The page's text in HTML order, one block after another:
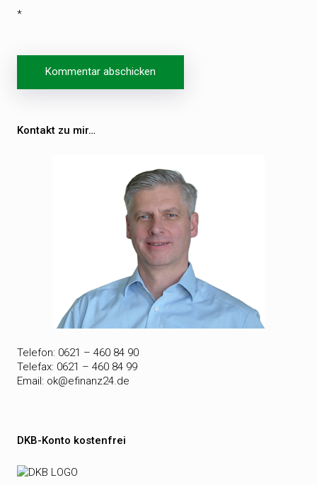
*
Beitragsnavigation
Kontakt zu mir…
Telefon: 0621 – 460 84 90
Telefax: 0621 – 460 84 99
Email: ok@efinanz24.de
DKB-Konto kostenfrei